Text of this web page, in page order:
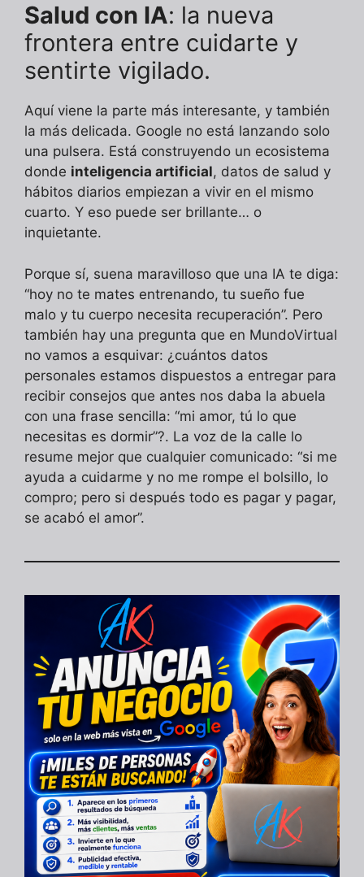
Salud con IA: la nueva
frontera entre cuidarte y
sentirte vigilado.
Aquí viene la parte más interesante, y también
la más delicada. Google no está lanzando solo
una pulsera. Está construyendo un ecosistema
donde inteligencia artificial, datos de salud y
hábitos diarios empiezan a vivir en el mismo
cuarto. Y eso puede ser brillante… o
inquietante.
Porque sí, suena maravilloso que una IA te diga:
“hoy no te mates entrenando, tu sueño fue
malo y tu cuerpo necesita recuperación”. Pero
también hay una pregunta que en MundoVirtual
no vamos a esquivar: ¿cuántos datos
personales estamos dispuestos a entregar para
recibir consejos que antes nos daba la abuela
con una frase sencilla: “mi amor, tú lo que
necesitas es dormir”?. La voz de la calle lo
resume mejor que cualquier comunicado: “si me
ayuda a cuidarme y no me rompe el bolsillo, lo
compro; pero si después todo es pagar y pagar,
se acabó el amor”.